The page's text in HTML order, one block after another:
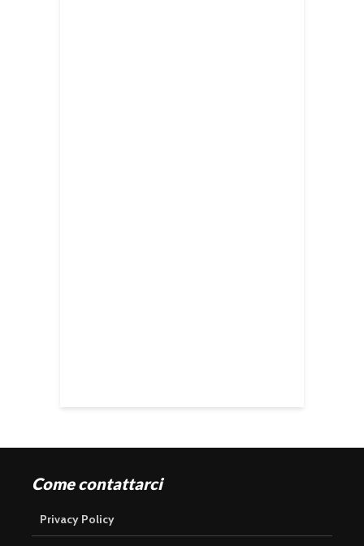
Come contattarci
Privacy Policy